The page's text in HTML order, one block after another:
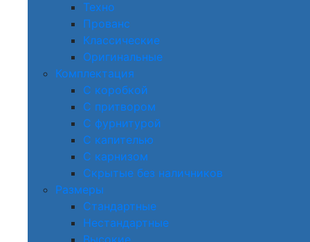
Техно
Прованс
Классические
Оригинальные
Комплектация
С коробкой
С притвором
С фурнитурой
С капителью
С карнизом
Скрытые без наличников
Размеры
Стандартные
Нестандартные
Высокие